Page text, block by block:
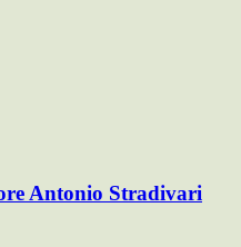
Antonio Stradivari